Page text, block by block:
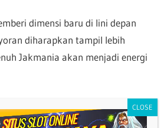
dimensi baru di lini depan
diharapkan tampil lebih
Jakmania akan menjadi energi
pada Minggu, 25 Januari 2026.
menjamu Persebaya Surabaya di